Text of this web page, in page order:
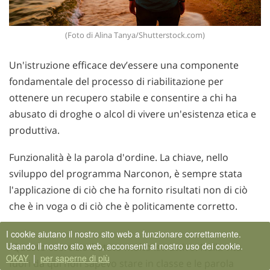
(Foto di Alina Tanya/Shutterstock.com)
Un'istruzione efficace dev’essere una componente
fondamentale del processo di riabilitazione per
ottenere un recupero stabile e consentire a chi ha
abusato di droghe o alcol di vivere un'esistenza etica e
produttiva.
Funzionalità è la parola d'ordine. La chiave, nello
sviluppo del programma Narconon, è sempre stata
l'applicazione di ciò che ha fornito risultati non di ciò
che è in voga o di ciò che è politicamente corretto.
“Questo esercizio è stato molto istruttivo. Nella vita
fuori da qui non sapevo stare in classe e le parola
I cookie aiutano il nostro sito web a funzionare correttamente.
Usando il nostro sito web, acconsenti al nostro uso dei cookie.
OKAY | per saperne di più